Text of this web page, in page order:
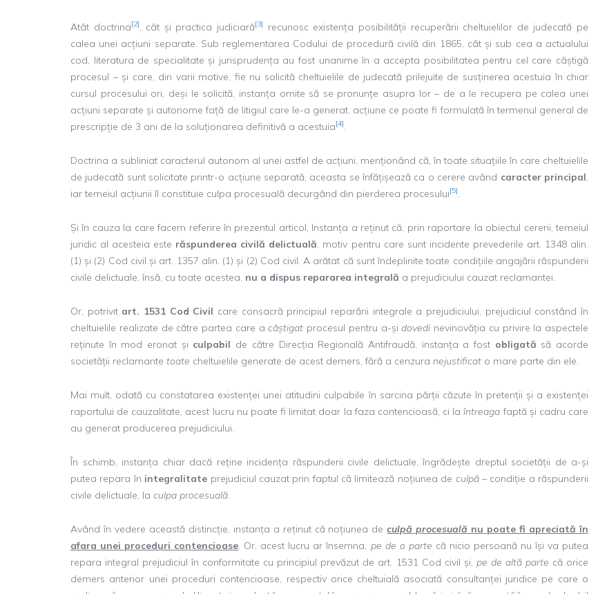
Atât doctrina[2], cât și practica judiciară[3]
recunosc existența posibilității recuperării cheltuielilor de judecată pe
calea unei acțiuni separate. Sub reglementarea Codului de procedură civilă din 1865, cât și sub cea a actualului
cod, literatura de specialitate și jurisprudența au fost unanime în a accepta posibilitatea pentru cel care câștigă
procesul – și care, din varii motive, fie nu solicită cheltuielile de judecată prilejuite de susținerea acestuia în chiar
cursul procesului ori, deși le solicită, instanța omite să se pronunțe asupra lor – de a le recupera pe calea unei
acțiuni separate și autonome față de litigiul care le-a generat, acțiune ce poate fi formulată în termenul general de
prescripție de 3 ani de la soluționarea definitivă a acestuia[4].
Doctrina a subliniat caracterul autonom al unei astfel de acțiuni, menționând că, în toate situațiile în care cheltuielile
de judecată sunt solicitate printr-o acțiune separată, aceasta se înfățișează ca o cerere având caracter principal,
iar temeiul acțiunii îl constituie culpa procesuală decurgând din pierderea procesului[5].
Și în cauza la care facem referire în prezentul articol, Instanța a reținut că, prin raportare la obiectul cererii, temeiul
juridic al acesteia este răspunderea civilă delictuală, motiv pentru care sunt incidente prevederile art. 1348 alin.
(1) și (2) Cod civil și art. 1357 alin. (1) și (2) Cod civil. A arătat că sunt îndeplinite toate condițiile angajării răspunderii
civile delictuale, însă, cu toate acestea, nu a dispus repararea integrală a prejudiciului cauzat reclamantei.
Or, potrivit art. 1531 Cod Civil care consacră principiul reparării integrale a prejudiciului, prejudiciul constând în
cheltuielile realizate de către partea care acâștigat procesul pentru a-șidovedi nevinovăția cu privire la aspectele
reținute în mod eronat și culpabil de către Direcția Regională Antifraudă, instanța a fost obligată să acorde
societății reclamante toate cheltuielile generate de acest demers, fără a cenzura nejustificat o mare parte din ele.
Mai mult, odată cu constatarea existenței unei atitudini culpabile în sarcina părții căzute în pretenții și a existenței
raportului de cauzalitate, acest lucru nu poate fi limitat doar la faza contencioasă, ci laîntreagafaptă și cadru care
au generat producerea prejudiciului.
În schimb, instanța chiar dacă reține incidența răspunderii civile delictuale, îngrădește dreptul societății de a-și
putea repara în integralitate prejudiciul cauzat prin faptul că limitează noțiunea de culpă– condiție a răspunderii
civile delictuale, la culpa procesuală.
Având în vedere această distincție, instanța a reținut că noțiunea deculpă procesuală nu poate fi apreciată în
afara unei proceduri contencioase. Or, acest lucru ar însemna, pe de o parte că nicio persoană nu își va putea
repara integral prejudiciul în conformitate cu principiul prevăzut de art. 1531 Cod civil și, pe de altă parte că orice
demers anterior unei proceduri contencioase, respectiv orice cheltuială asociată consultanței juridice pe care o